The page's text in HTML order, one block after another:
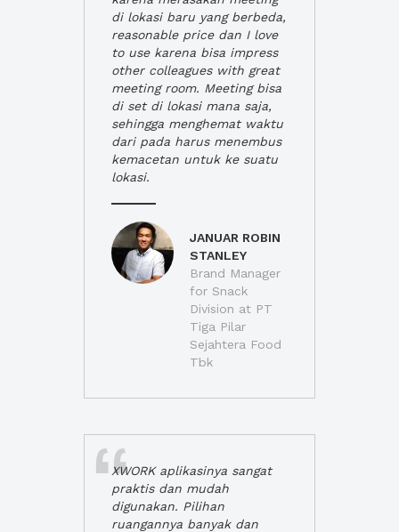
di lokasi baru yang berbeda,
reasonable price dan I love
to use karena bisa impress
other colleagues with great
meeting room. Meeting bisa
di set di lokasi mana saja,
sehingga menghemat waktu
dari pada harus menembus
kemacetan untuk ke suatu
lokasi.
JANUAR ROBIN
STANLEY
Brand Manager
for Snack
Division at PT
Tiga Pilar
Sejahtera Food
Tbk
XWORK aplikasinya sangat
praktis dan mudah
digunakan. Pilihan
ruangannya banyak dan